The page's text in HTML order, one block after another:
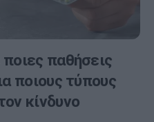
παθήσεις
ποιους τύπους
κίνδυνο